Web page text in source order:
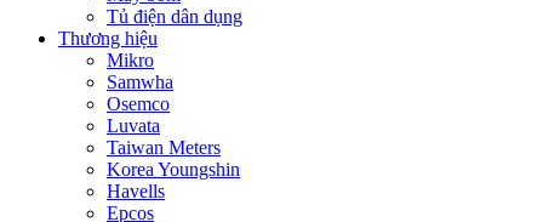
Tủ điện dân dụng
Thương hiệu
Mikro
Samwha
Osemco
Luvata
Taiwan Meters
Korea Youngshin
Havells
Epcos